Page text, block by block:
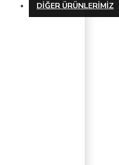
DIĞER ÜRÜNLERIMIZ